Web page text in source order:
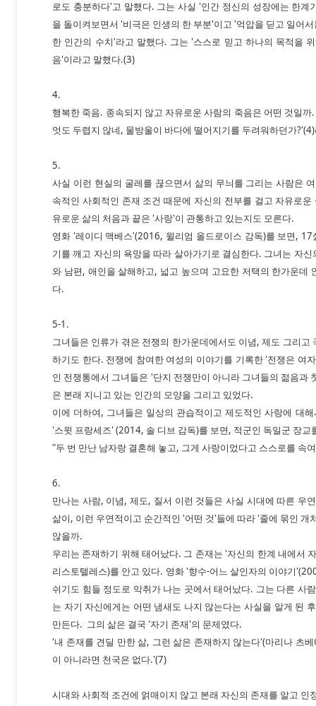
로도 충분하다'고 말했다. 그는 사실 '인간 정신의 성장에는 한
을 돌이켜보면서 '비극은 인생의 한 부분'이고 '억압을 딛고 일어
한 인간의 수치'라고 말했다. 그는 '스스로 믿고 하나의 목적을
음'이라고 말했다.(3)
4.
행복한 죽음. 종속되지 않고 자유로운 사람의 죽음은 어떤 것일
엇도 두렵지 않네, 물방울이 바다에 떨어지기를 두려워하던가
5.
사실 이런 현실의 굴레를 끊으면서 삶의 무늬를 그리는 사람은
속적인 사회적인 존재 조건 때문에 자신의 전부를 걸고 자유로
유로운 삶의 처음과 끝은 '사랑'이 관통하고 있는지도 모른다.
영화 '레이디 맥베스'(2016, 윌리엄 올드로이스 감독)를 보면,
기를 깨고 자신의 욕망을 따라 살아가기로 결심한다. 그녀는 자
와 남편, 애인을 살해하고, 넓고 높으며 고요한 저택의 한가운데
다.
5-1.
그녀들은 인류가 겪은 전쟁의 한가운데에서도 이념, 제도 그리
하기도 한다. 전쟁에 참여한 여성의 이야기를 기록한 '전쟁은 여
인 전쟁통에서 그녀들은 '단지 전쟁만이 아니라 그녀들의 젊음과
은 본래 지니고 있는 인간의 모양을 그리고 있었다.
이에 더하여, 그녀들은 일상의 관습적이고 제도적인 사랑에 대
'스윗 프랑세즈' (2014, 솔 디브 감독)를 보면, 적군인 독일군 장
"두 번 만난 남자랑 결혼해 놓고, 그게 사랑이었다고 스스로를 속
6.
만나는 사람, 이념, 제도, 질서 이런 것들은 사실 시대에 따른 우
삶이, 이런 우연적이고 순간적인 '어떤 것'들에 따라 '줄에 묶인
않을까.
우리는 존재하기 위해 태어났다. 그 존재는 '자신의 한계 내에서
리스토텔레스)를 안고 있다. 영화 '향수-어느 살인자의 이야기
쉬기도 힘들 정도로 악취가 나는 곳에서 태어났다. 그는 다른 사
는 자기 자신에게는 어떤 냄새도 나지 않는다는 사실을 알게 된
만든다. 그의 삶은 결국 '자기 존재'의 문제였다.
'내 존재를 견딜 만한 삶, 그런 삶은 존재하지 않는다'(마리나 츠
이 아니라면 천국은 없다.'(7)
시대와 사회적 조건에 얽매이지 않고 본래 자신의 존재를 알고 인